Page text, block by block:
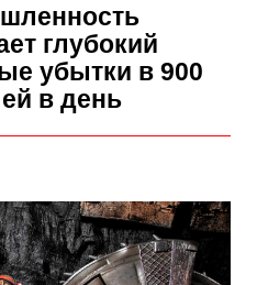
глубокий
убытки в 900
в день